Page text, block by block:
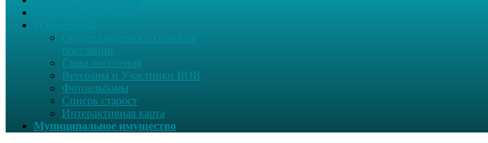
поселении
Глава поселения
Ветераны и Участники ВОВ
Фотоальбомы
Список старост
Интерактивная карта
Муниципальное имущество